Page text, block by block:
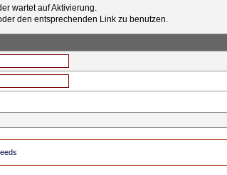
wartet auf Aktivierung.
den entsprechenden Link zu benutzen.